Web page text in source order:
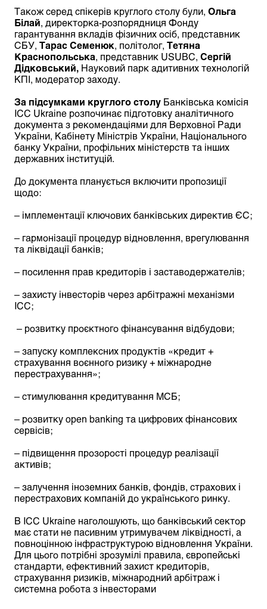
Також серед спікерів круглого столу були, Ольга
Білай , директорка-розпорядниця Фонду
гарантування вкладів фізичних осіб, представник
СБУ, Тарас Семенюк , політолог, Тетяна
Краснопольська , представник USUBC, Сергій
Дідковський, Науковий парк адитивних технологій
КПІ, модератор заходу.
За підсумками круглого столу Банківська комісія
ICC Ukraine розпочинає підготовку аналітичного
документа з рекомендаціями для Верховної Ради
України, Кабінету Міністрів України, Національного
банку України, профільних міністерств та інших
державних інституцій.
До документа планується включити пропозиції
щодо:
– імплементації ключових банківських директив ЄС;
– гармонізації процедур відновлення, врегулювання
та ліквідації банків;
– посилення прав кредиторів і заставодержателів;
– захисту інвесторів через арбітражні механізми
ICC;
– розвитку проєктного фінансування відбудови;
– запуску комплексних продуктів «кредит +
страхування воєнного ризику + міжнародне
перестрахування»;
– стимулювання кредитування МСБ;
– розвитку open banking та цифрових фінансових
сервісів;
– підвищення прозорості процедур реалізації
активів;
– залучення іноземних банків, фондів, страхових і
перестрахових компаній до українського ринку.
В ICC Ukraine наголошують, що банківський сектор
має стати не пасивним утримувачем ліквідності, а
повноцінною інфраструктурою відновлення України.
Для цього потрібні зрозумілі правила, європейські
стандарти, ефективний захист кредиторів,
страхування ризиків, міжнародний арбітраж і
системна робота з інвесторами